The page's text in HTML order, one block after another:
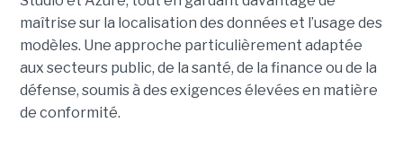
maîtrise sur la localisation des données et l’usage des
modèles. Une approche particulièrement adaptée
aux secteurs public, de la santé, de la finance ou de la
défense, soumis à des exigences élevées en matière
de conformité.